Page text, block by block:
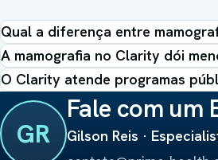
Qual a diferença entre
A mamografia no Clarity dói
O Clarity atende programas
GR
Fale com um
Gilson Reis ·